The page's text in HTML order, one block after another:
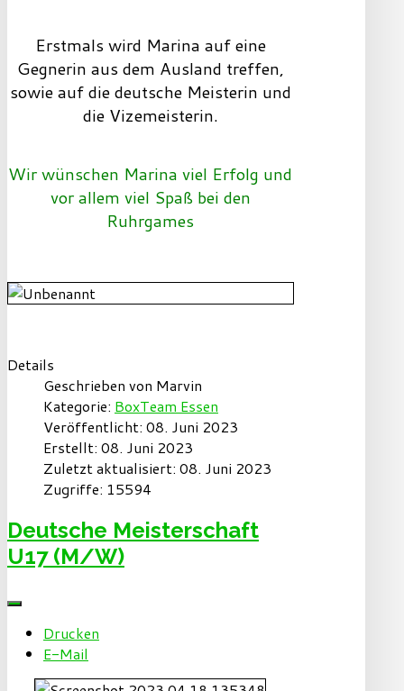
Erstmals wird Marina auf eine
Gegnerin aus dem Ausland treffen,
sowie auf die deutsche Meisterin und
die Vizemeisterin.
Wir wünschen Marina viel Erfolg und
vor allem viel Spaß bei den
Ruhrgames
Details
Geschrieben von Marvin
Kategorie: BoxTeam Essen
Veröffentlicht: 08. Juni 2023
Erstellt: 08. Juni 2023
Zuletzt aktualisiert: 08. Juni 2023
Zugriffe: 15594
Deutsche Meisterschaft
U17 (M/W)
Drucken
E-Mail